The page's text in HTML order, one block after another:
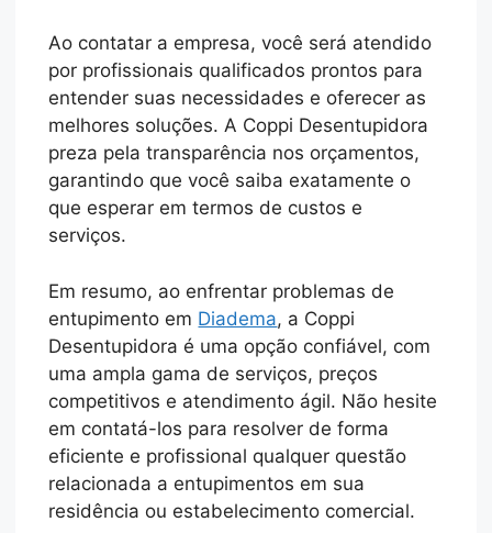
Ao contatar a empresa, você será atendido
por profissionais qualificados prontos para
entender suas necessidades e oferecer as
melhores soluções. A Coppi Desentupidora
preza pela transparência nos orçamentos,
garantindo que você saiba exatamente o
que esperar em termos de custos e
serviços.
Em resumo, ao enfrentar problemas de
entupimento em Diadema, a Coppi
Desentupidora é uma opção confiável, com
uma ampla gama de serviços, preços
competitivos e atendimento ágil. Não hesite
em contatá-los para resolver de forma
eficiente e profissional qualquer questão
relacionada a entupimentos em sua
residência ou estabelecimento comercial.